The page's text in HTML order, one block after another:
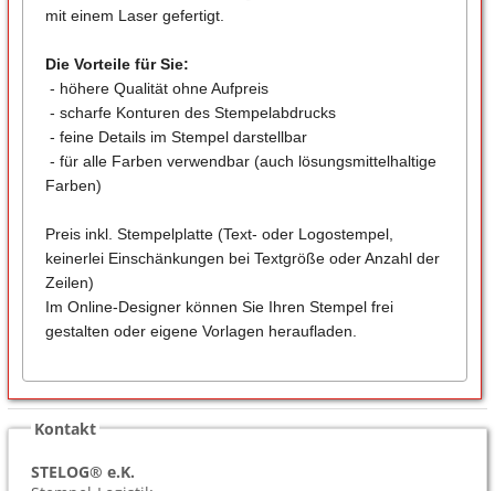
mit einem Laser gefertigt.
Die Vorteile für Sie:
- höhere Qualität ohne Aufpreis
- scharfe Konturen des Stempelabdrucks
- feine Details im Stempel darstellbar
- für alle Farben verwendbar (auch lösungsmittelhaltige
Farben)
Preis inkl. Stempelplatte (Text- oder Logostempel,
keinerlei Einschänkungen bei Textgröße oder Anzahl der
Zeilen)
Im Online-Designer können Sie Ihren Stempel frei
gestalten oder eigene Vorlagen heraufladen.
Kontakt
STELOG® e.K.